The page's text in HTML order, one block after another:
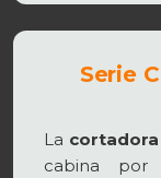
Serie
La
cabina por